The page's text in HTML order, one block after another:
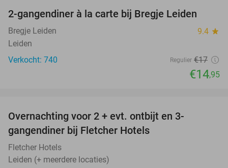
2-gangendiner à la carte bij Bregje Leiden
Bregje Leiden 9.4 star
Leiden
Verkocht: 740
Regulier €17
€14,95
Overnachting voor 2 + evt. ontbijt en 3-
gangendiner bij Fletcher Hotels
Fletcher Hotels
Leiden (+ meerdere locaties)